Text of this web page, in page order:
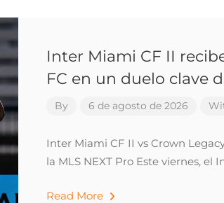
Inter Miami CF II
FC en un duelo clave
By 6 de agosto de 2026
Inter Miami CF II vs Crown
la MLS NEXT Pro Este viernes, el
Read More